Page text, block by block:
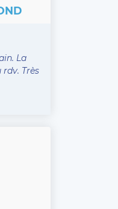
La
Très